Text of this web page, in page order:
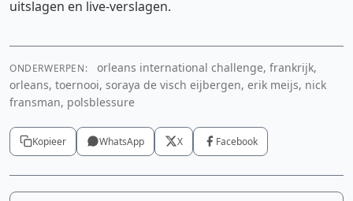
uitslagen en live-verslagen.
ONDERWERPEN:
orleans international challenge, frankrijk,
orleans, toernooi, soraya de visch eijbergen, erik meijs, nick
fransman, polsblessure
Kopieer WhatsApp X Facebook